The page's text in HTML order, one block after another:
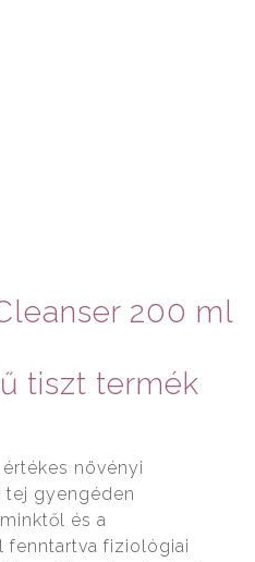
200 ml
tiszt termék
növényi
gyengéden
és a
fenntartva fiziológiai